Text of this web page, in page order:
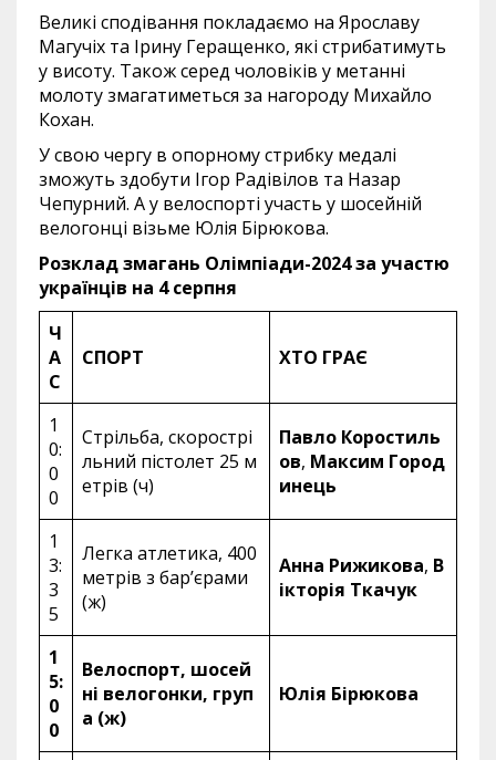
Великі сподівання покладаємо на Ярославу
Магучіх та Ірину Геращенко, які стрибатимуть
у висоту. Також серед чоловіків у метанні
молоту змагатиметься за нагороду Михайло
Кохан.
У свою чергу в опорному стрибку медалі
зможуть здобути Ігор Радівілов та Назар
Чепурний. А у велоспорті участь у шосейній
велогонці візьме Юлія Бірюкова.
Розклад змагань Олімпіади-2024 за участю
українців на 4 серпня
Ч
А
С
СПОРТ ХТО ГРАЄ
1
0:
0
0
Стрільба, скорострі
льний пістолет 25 м
етрів (ч)
Павло Коростиль
ов, Максим Город
инець
1
3:
3
5
Легка атлетика, 400
метрів з бар’єрами
(ж)
Анна Рижикова, В
ікторія Ткачук
1
5:
0
0
Велоспорт, шосей
ні велогонки, груп
а (ж)
Юлія Бірюкова